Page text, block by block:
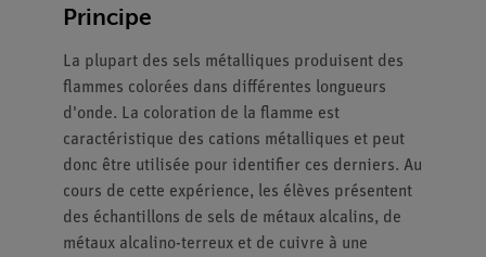
Principe
La plupart des sels métalliques produisent des
flammes colorées dans différentes longueurs
d'onde. La coloration de la flamme est
caractéristique des cations métalliques et peut
donc être utilisée pour identifier ces derniers. Au
cours de cette expérience, les élèves présentent
des échantillons de sels de métaux alcalins, de
métaux alcalino-terreux et de cuivre à une